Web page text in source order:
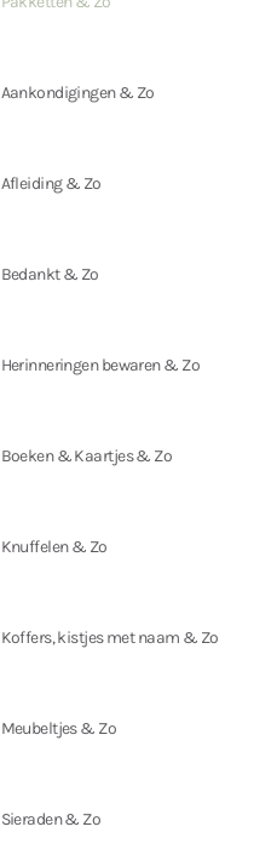
Aankondigingen & Zo
Afleiding & Zo
Bedankt & Zo
Herinneringen bewaren & Zo
Boeken & Kaartjes & Zo
Knuffelen & Zo
Koffers, kistjes met naam & Zo
Meubeltjes & Zo
Sieraden & Zo